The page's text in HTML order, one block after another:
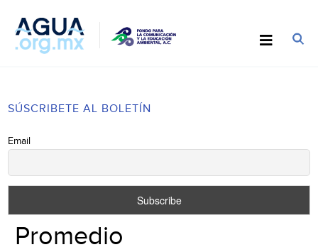
SÚSCRIBETE AL BOLETÍN
Email
Promedio